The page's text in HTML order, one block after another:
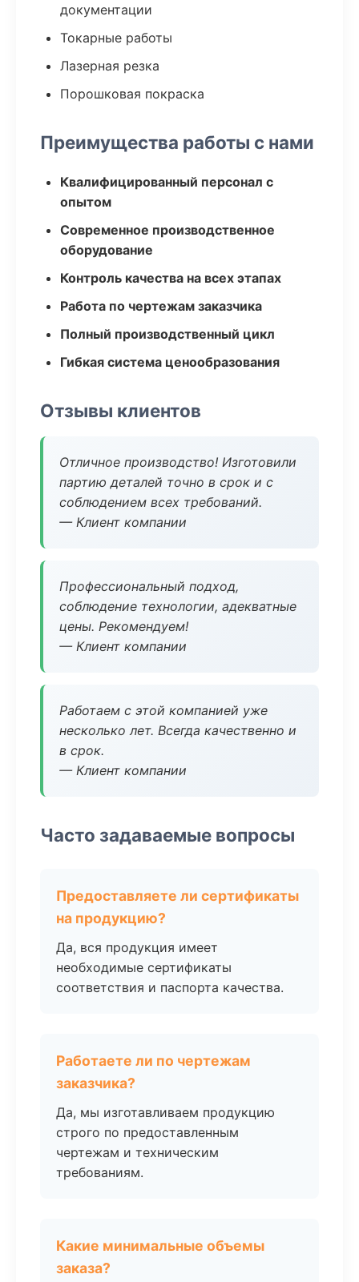
документации
Токарные работы
Лазерная резка
Порошковая покраска
Преимущества работы с нами
Квалифицированный персонал с
опытом
Современное производственное
оборудование
Контроль качества на всех этапах
Работа по чертежам заказчика
Полный производственный цикл
Гибкая система ценообразования
Отзывы клиентов
Отличное производство! Изготовили
партию деталей точно в срок и с
соблюдением всех требований.
— Клиент компании
Профессиональный подход,
соблюдение технологии, адекватные
цены. Рекомендуем!
— Клиент компании
Работаем с этой компанией уже
несколько лет. Всегда качественно и
в срок.
— Клиент компании
Часто задаваемые вопросы
Предоставляете ли сертификаты
на продукцию?
Да, вся продукция имеет
необходимые сертификаты
соответствия и паспорта качества.
Работаете ли по чертежам
заказчика?
Да, мы изготавливаем продукцию
строго по предоставленным
чертежам и техническим
требованиям.
Какие минимальные объемы
заказа?